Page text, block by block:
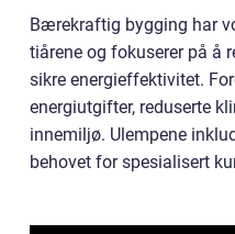
Bærekraftig bygging har
tiårene og fokuserer på å
sikre energieffektivitet.
energiutgifter, reduserte
innemiljø. Ulempene
behovet for spesialisert